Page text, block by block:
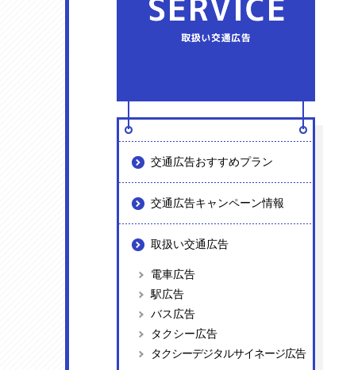
交通広告おすすめプラン
交通広告キャンペーン情報
取扱い交通広告
電車広告
駅広告
バス広告
タクシー広告
タクシーデジタルサイネージ広告